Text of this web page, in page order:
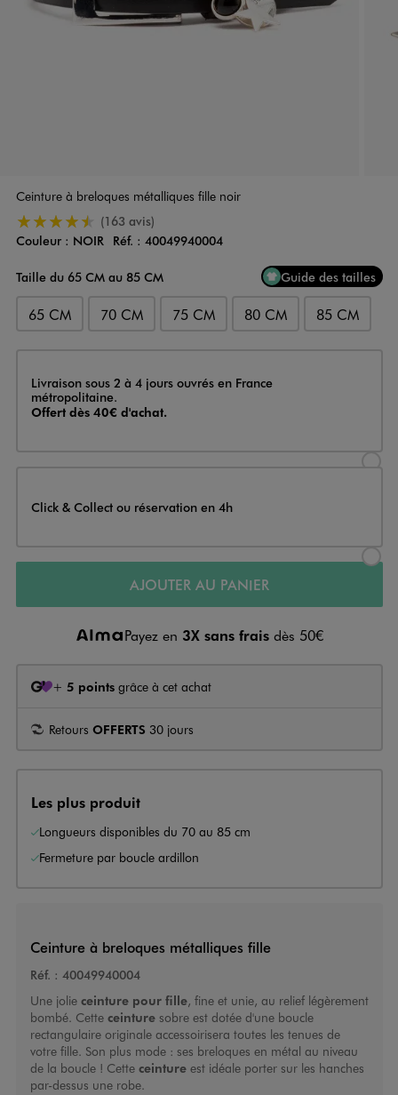
Ceinture à breloques métalliques fille noir
4.5/5 de moyenne
(163 avis)
Couleur
Couleur : NOIR Réf. : 40049940004
Taille du 65 CM au 85 CM
Guide des tailles
65 CM 70 CM 75 CM 80 CM 85 CM
Livraison
Livraison sous 2 à 4 jours ouvrés en France
métropolitaine.
Offert dès 40€ d'achat.
Click & Collect ou réservation en 4h
AJOUTER AU PANIER
Payez en 3X sans frais dès 50€
+ 5 points grâce à cet achat
Retours OFFERTS 30 jours
Les plus produit
Longueurs disponibles du 70 au 85 cm
Fermeture par boucle ardillon
Ceinture à breloques métalliques fille
Réf. : 40049940004
Une jolie ceinture pour fille, fine et unie, au relief légèrement
bombé. Cette ceinturesobre est dotée d'une boucle
rectangulaire originale accessoirisera toutes les tenues de
votre fille. Son plus mode : ses breloques en métal au niveau
de la boucle ! Cette ceintureest idéale porter sur les hanches
par-dessus une robe.